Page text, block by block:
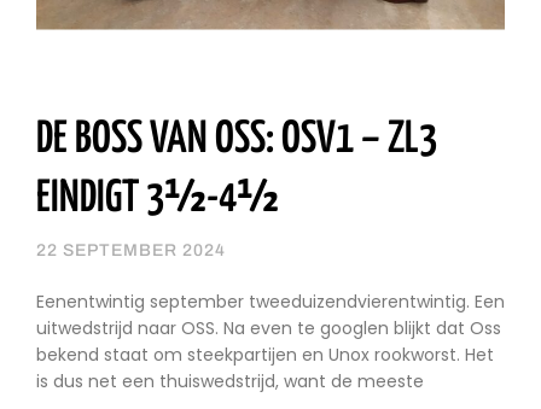
DE BOSS VAN OSS: OSV1 – ZL3
EINDIGT 3½-4½
22 SEPTEMBER 2024
Eenentwintig september tweeduizendvierentwintig. Een
uitwedstrijd naar OSS. Na even te googlen blijkt dat Oss
bekend staat om steekpartijen en Unox rookworst. Het
is dus net een thuiswedstrijd, want de meeste